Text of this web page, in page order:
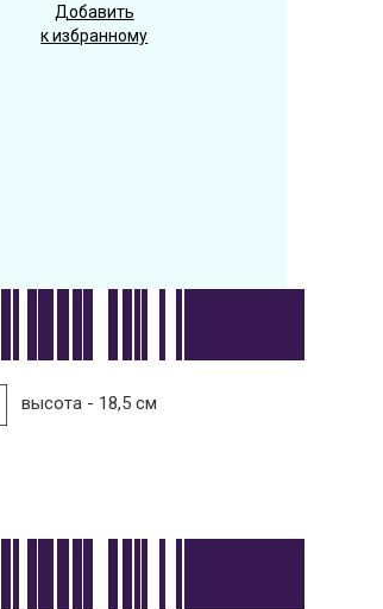
Добавить
к избранному
высота - 18,5 см